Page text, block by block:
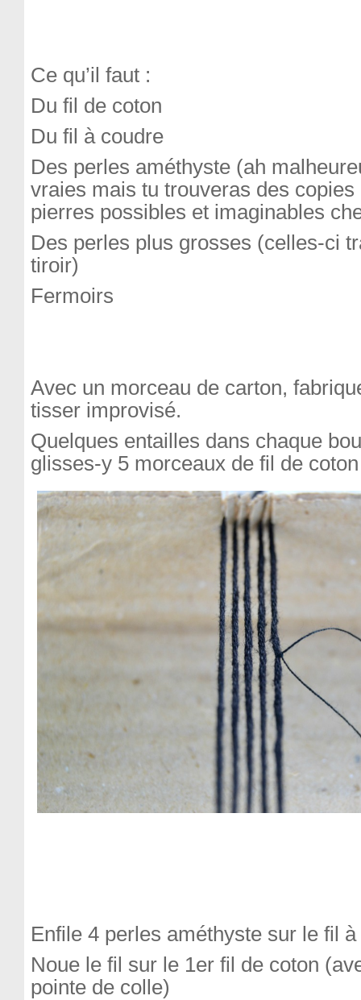
Ce qu’il faut :
Du fil de coton
Du fil à coudre
Des perles améthyste (ah
vraies mais tu trouveras des copies
pierres possibles et imaginables
Des perles plus grosses (celles-ci
tiroir)
Fermoirs
Avec un morceau de carton,
tisser improvisé.
Quelques entailles dans chaque
glisses-y 5 morceaux de fil de coton
Enfile 4 perles améthyste sur le fil
Noue le fil sur le 1er fil de coton
pointe de colle)